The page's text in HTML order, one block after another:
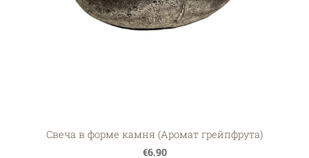
Свеча в форме камня (Аромат грейпфрута)
€6.90